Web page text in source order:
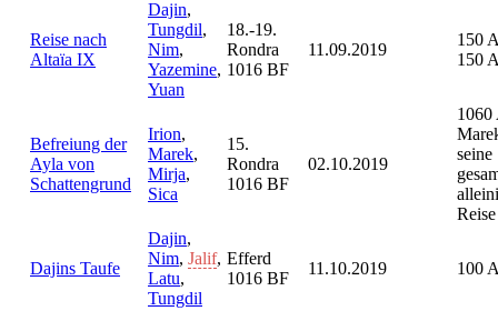
Reise nach
Altaïa IX
Dajin,
Tungdil,
Nim,
Yazemine,
Yuan
18.-19.
Rondra
1016 BF
11.09.2019
150
150
Befreiung der
Ayla von
Schattengrund
Irion,
Marek,
Mirja,
Sica
15.
Rondra
1016 BF
02.10.2019
1060
seine
Reise
Dajins Taufe
Dajin,
Nim, Jalif,
Latu,
Tungdil
Efferd
1016 BF
11.10.2019 100